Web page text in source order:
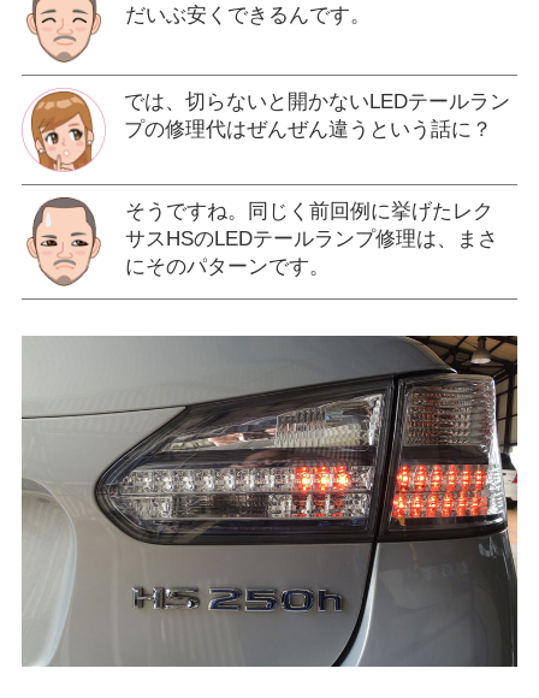
だいぶ安くできるんです。
では、切らないと開かないLEDテールラン
プの修理代はぜんぜん違うという話に？
そうですね。同じく前回例に挙げたレク
サスHSのLEDテールランプ修理は、まさ
にそのパターンです。